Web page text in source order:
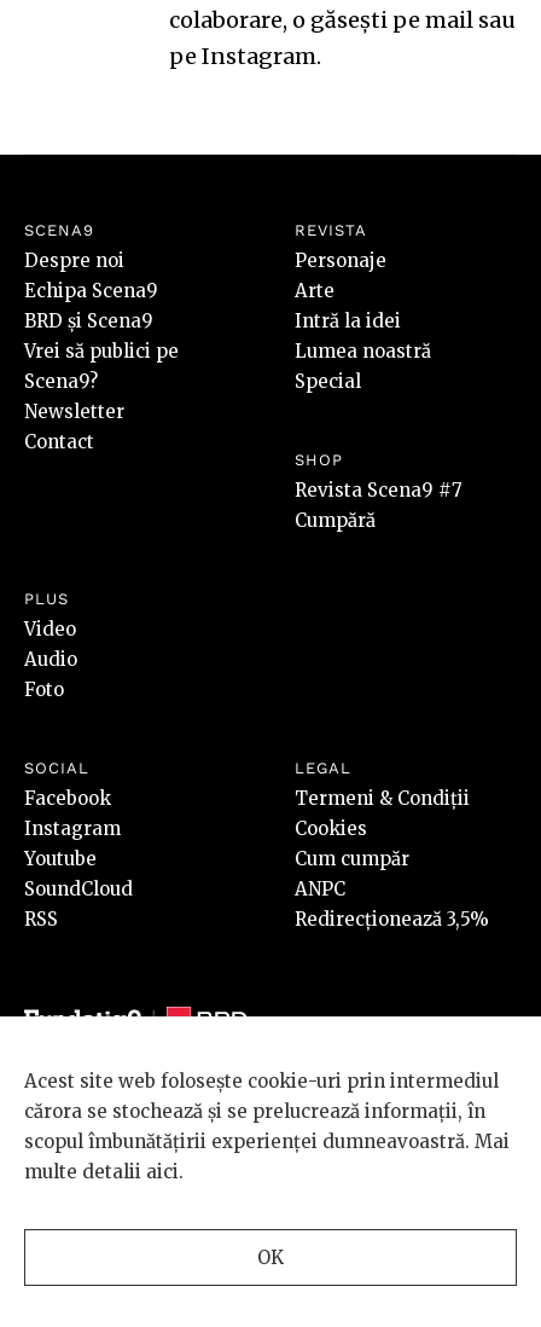
colaborare, o găsești pe mail sau
pe Instagram.
SCENA9
Despre noi
Echipa Scena9
BRD și Scena9
Vrei să publici pe
Scena9?
Newsletter
Contact
REVISTA
Personaje
Arte
Intră la idei
Lumea noastră
Special
SHOP
Revista Scena9 #7
Cumpără
PLUS
Video
Audio
Foto
SOCIAL
Facebook
Instagram
Youtube
SoundCloud
RSS
LEGAL
Termeni & Condiții
Cookies
Cum cumpăr
ANPC
Redirecționează 3,5%
© 2026 BRD Groupe Société Générale, toate drepturile rezervate.
Scena 9 este un proiect sustinut de
BRD GROUPE SOCIÉTÉ
GÉNÉRALE
Acest site web folosește cookie-uri prin intermediul
cărora se stochează și se prelucrează informații, în
scopul îmbunătățirii experienței dumneavoastră. Mai
multe detalii aici.
OK